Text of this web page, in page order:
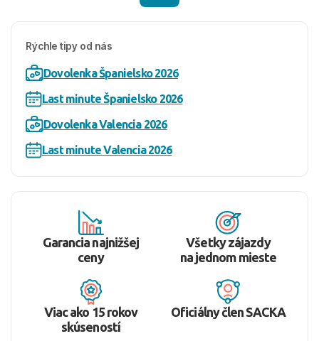
Rýchle tipy od nás
Dovolenka Španielsko 2026
Last minute Španielsko 2026
Dovolenka Valencia 2026
Last minute Valencia 2026
Garancia najnižšej
ceny
Všetky zájazdy
na jednom mieste
Viac ako 15 rokov
skúseností
Oficiálny člen SACKA